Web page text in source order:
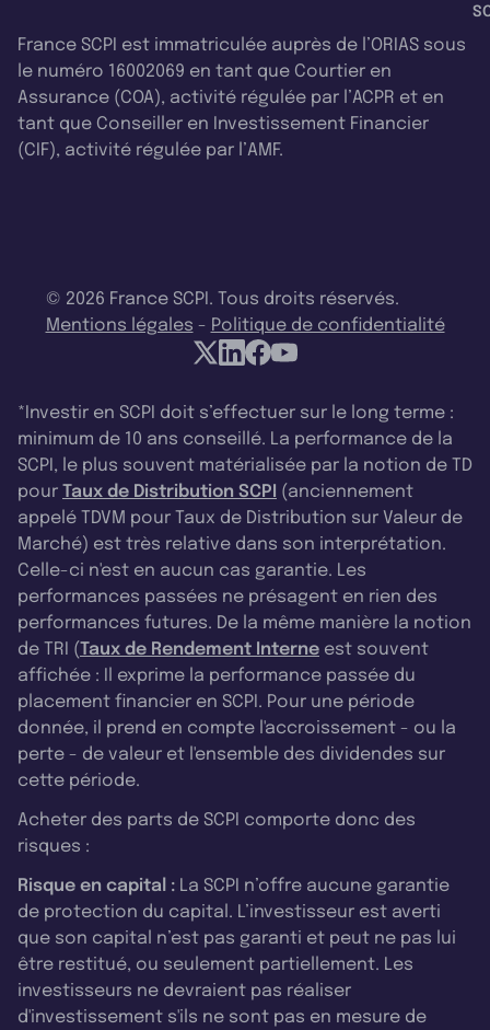
France SCPI est immatriculée auprès de l’ORIAS sous
le numéro 16002069 en tant que Courtier en
Assurance (COA), activité régulée par l’ACPR et en
tant que Conseiller en Investissement Financier
(CIF), activité régulée par l’AMF.
© 2026 France SCPI. Tous droits réservés.
Mentions légales - Politique de confidentialité
*Investir en SCPI doit s’effectuer sur le long terme :
minimum de 10 ans conseillé. La performance de la
SCPI, le plus souvent matérialisée par la notion de TD
pour Taux de Distribution SCPI (anciennement
appelé TDVM pour Taux de Distribution sur Valeur de
Marché) est très relative dans son interprétation.
Celle-ci n'est en aucun cas garantie. Les
performances passées ne présagent en rien des
performances futures. De la même manière la notion
de TRI (Taux de Rendement Interne est souvent
affichée : Il exprime la performance passée du
placement financier en SCPI. Pour une période
donnée, il prend en compte l'accroissement - ou la
perte - de valeur et l'ensemble des dividendes sur
cette période.
Acheter des parts de SCPI comporte donc des
risques :
Risque en capital : La SCPI n’offre aucune garantie
de protection du capital. L’investisseur est averti
que son capital n’est pas garanti et peut ne pas lui
être restitué, ou seulement partiellement. Les
investisseurs ne devraient pas réaliser
d'investissement s'ils ne sont pas en mesure de